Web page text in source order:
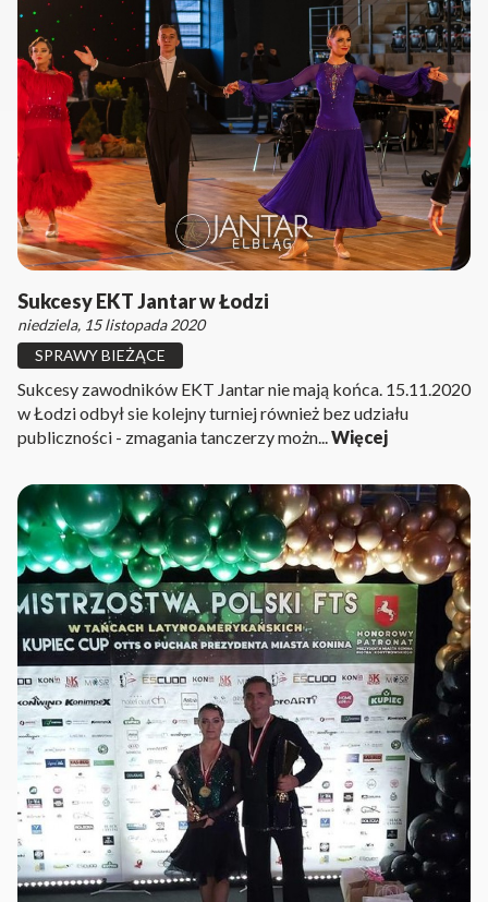
Sukcesy EKT Jantar w Łodzi
niedziela, 15 listopada 2020
SPRAWY BIEŻĄCE
Sukcesy zawodników EKT Jantar nie mają końca. 15.11.2020
w Łodzi odbył sie kolejny turniej również bez udziału
publiczności - zmagania tanczerzy możn...Więcej